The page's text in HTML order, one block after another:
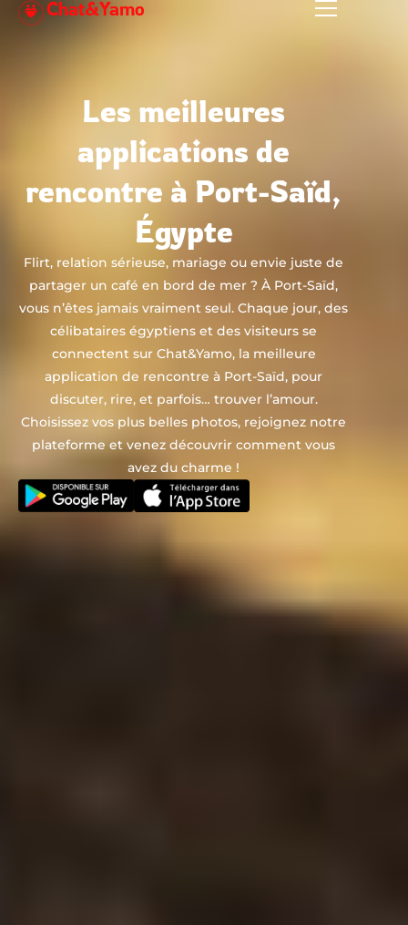
Aller
Chat&Yamo
Les meilleures
applications de
rencontre à Port-Saïd,
Égypte
Flirt, relation sérieuse, mariage ou envie juste de
partager un café en bord de mer ? À Port-Saïd,
vous n’êtes jamais vraiment seul. Chaque jour, des
célibataires égyptiens et des visiteurs se
connectent sur Chat&Yamo, la meilleure
application de rencontre à Port-Saïd, pour
discuter, rire, et parfois… trouver l’amour.
Choisissez vos plus belles photos, rejoignez notre
plateforme et venez découvrir comment vous
avez du charme !